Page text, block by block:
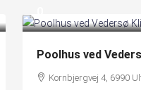
Poolhus ved
Kornbjergvej 4, 6990